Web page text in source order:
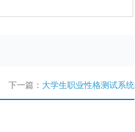
下一篇： 大学生职业性格测试系统